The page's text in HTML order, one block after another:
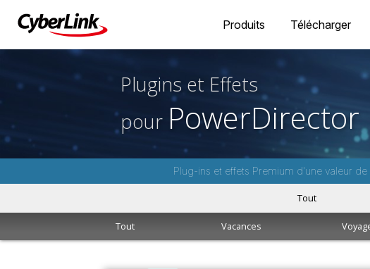
Produits Télécharger
Plugins et Effets
pour PowerDirector
Plug-ins et effets Premium d'une valeur
Tout
Tout Vacances